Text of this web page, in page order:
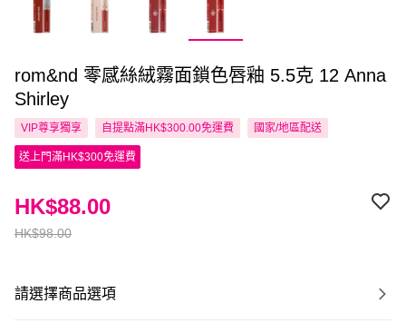
rom&nd 零感絲絨霧面鎖色唇釉 5.5克 12 Anna
Shirley
VIP尊享獨享 自提點滿HK$300.00免運費 國家/地區配送
送上門滿HK$300免運費
HK$98.00
HK$88.00
請選擇商品選項